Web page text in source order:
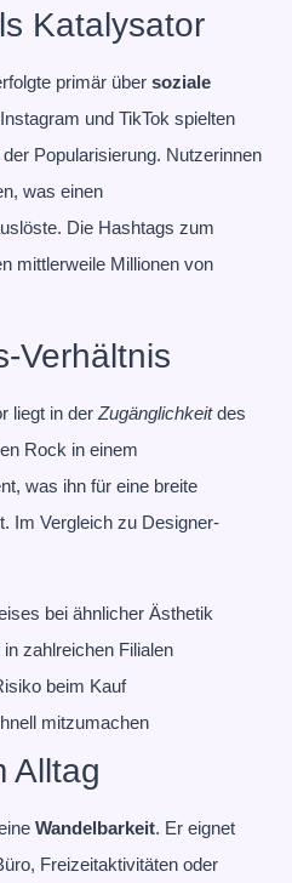
Katalysator
primär über soziale
und TikTok spielten
Popularisierung. Nutzerinnen
was einen
Die Hashtags zum
mittlerweile Millionen von
Verhältnis
liegt in derZugänglichkeitdes
Rock in einem
was ihn für eine breite
Im Vergleich zu Designer-
bei ähnlicher Ästhetik
zahlreichen Filialen
beim Kauf
mitzumachen
Alltag
Wandelbarkeit. Er eignet
Freizeitaktivitäten oder